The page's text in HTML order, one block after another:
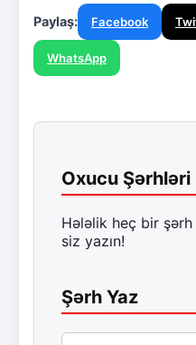
Paylaş: Facebook
WhatsApp
Oxucu Şərhləri
Hələlik heç bir şərh
siz yazın!
Şərh Yaz